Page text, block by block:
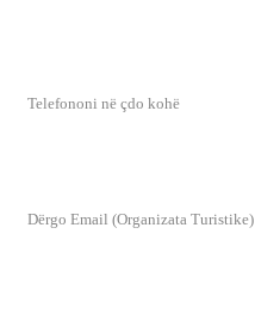
Telefononi në çdo kohë
Dërgo Email (Organizata Turistike)